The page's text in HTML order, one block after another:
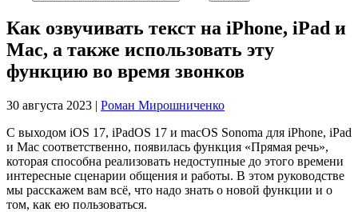
Как озвучивать текст на iPhone, iPad и
Mac, а также использовать эту
функцию во время звонков
30 августа 2023 | Роман Мирошниченко
С выходом iOS 17, iPadOS 17 и macOS Sonoma для iPhone, iPad
и Mac соответственно, появилась функция «Прямая речь»,
которая способна реализовать недоступные до этого времени
интересные сценарии общения и работы. В этом руководстве
мы расскажем вам всё, что надо знать о новой функции и о
том, как ею пользоваться.